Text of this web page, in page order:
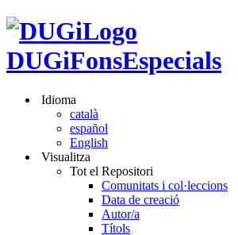
DUGiFonsEspecials
Idioma
català
español
English
Visualitza
Tot el Repositori
Comunitats i col·leccions
Data de creació
Autor/a
Títols